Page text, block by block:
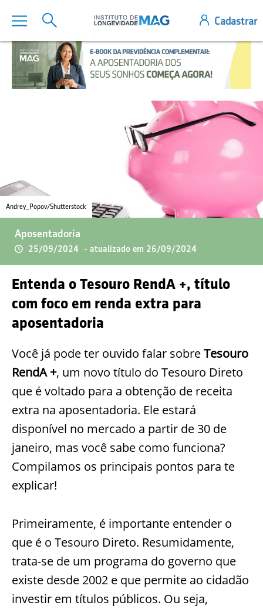
Andrey_Popov/Shutterstock
Aposentadoria
25/09/2024 - atualizado em 26/09/2024
Entenda o Tesouro RendA +, título
com foco em renda extra para
aposentadoria
Você já pode ter ouvido falar sobreTesouro
RendA +, um novo título do Tesouro Direto
que é voltado para a obtenção de receita
extra na aposentadoria. Ele estará
disponível no mercado a partir de 30 de
janeiro, mas você sabe como funciona?
Compilamos os principais pontos para te
explicar!
Primeiramente, é importante entender o
que é o Tesouro Direto. Resumidamente,
trata-se de um programa do governo que
existe desde 2002 e que permite ao cidadão
investir em títulos públicos. Ou seja,